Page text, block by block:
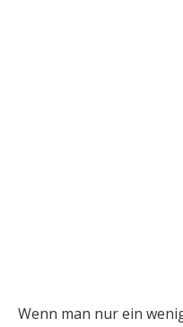
Wenn man nur ein